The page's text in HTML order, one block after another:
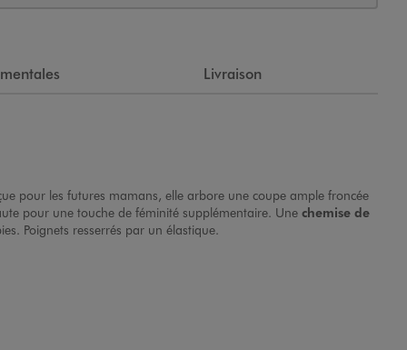
Livraison
pour les futures mamans, elle arbore une coupe ample froncée
pour une touche de féminité supplémentaire. Une chemise de
Poignets resserrés par un élastique.